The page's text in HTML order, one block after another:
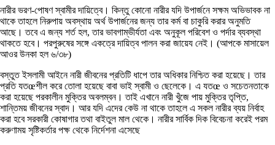
নারীর ভরণ-পোষণ স্বামীর দায়িত্বে। কিন্তু কোনো নারীর যদি উপার্জনে সক্ষম অভিভাবক না
থাকে তাহলে নিরুপায় অবস্থায় অর্থ উপার্জনের জন্য তার কর্ম বা চাকুরি করার অনুমতি
আছে। তবে এ জন্য শর্ত হল, তার ভাবগাম্ভীর্যতা এবং অনুকূল পরিবেশ ও পর্দার ব্যবস্থা
থাকতে হবে। পরপুরুষের সঙ্গে একত্রে দায়িত্ব পালন করা জায়েয নেই। (আপকে মাসায়েল
আওর উনকা হল ৬/৩৮)
বস্তুত ইসলামী আইনে নারী জীবনের প্রতিটি ধাপে তার অধিকার নিশ্চিত করা হয়েছে। তার
প্রতি যতœশীল করে তোলা হয়েছে বাবা ভাই স্বামী ও ছেলেকে। এ যতœ ও সচেতনতাকে
করা হয়েছে পরকালীন মুক্তির অবলম্বন। তাই এখানে নারী খুঁজে পায় মুক্তির তৃপ্তি,
শান্তিময় জীবনের স্বাদ। আর যদি এদের কেউ না থাকে তাহলে এ সকল নারীর ব্যয় নির্বাহ
করা হবে সরকারী কোষাগার তথা বাইতুল মাল থেকে। নারীর সার্বিক দিক বিবেচনা করেই পরম
করুণাময় সৃষ্টিকর্তার পক্ষ থেকে নির্দেশনা এসেছে